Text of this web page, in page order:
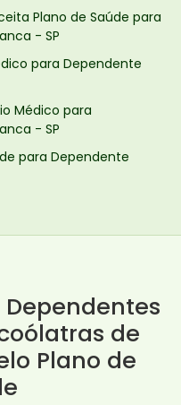
Plano de Saúde para
- SP
para Dependente
Médico para
- SP
para Dependente
de
Plano de